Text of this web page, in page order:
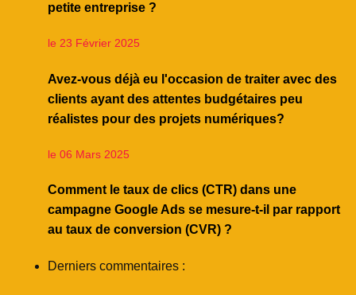
petite entreprise ?
le 23 Février 2025
Avez-vous déjà eu l'occasion de traiter avec des
clients ayant des attentes budgétaires peu
réalistes pour des projets numériques?
le 06 Mars 2025
Comment le taux de clics (CTR) dans une
campagne Google Ads se mesure-t-il par rapport
au taux de conversion (CVR) ?
Derniers commentaires :